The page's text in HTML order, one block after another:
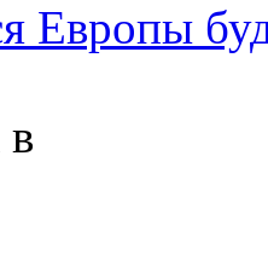
Европы